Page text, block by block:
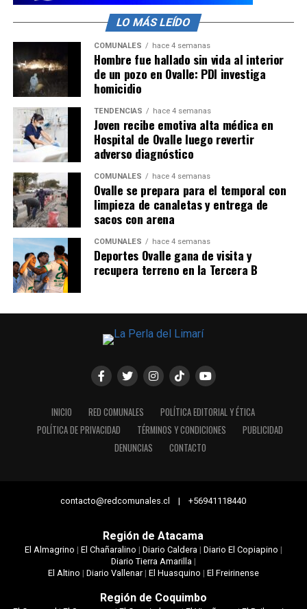
LO MÁS LEÍDO
COMUNALES hace 4 semanas
Hombre fue hallado sin vida al interior
de un pozo en Ovalle: PDI investiga
homicidio
TENDENCIAS hace 4 semanas
Joven recibe emotiva alta médica en
Hospital de Ovalle luego revertir
adverso diagnóstico
COMUNALES hace 4 semanas
Ovalle se prepara para el temporal con
limpieza de canaletas y entrega de
sacos con arena
COMUNALES hace 4 semanas
Deportes Ovalle gana de visita y
recupera terreno en la Tercera B
INICIO RED COMUNALES
POLÍTICA EDITORIAL Y ÉTICA
POLÍTICA DE PRIVACIDAD
TÉRMINOS Y CONDICIONES
PUBLICIDAD
DENUNCIAS
CONTACTO
contacto@redcomunales.cl | +56941118440
Región de Atacama
El Almagrino | El Chañaralino | Diario Caldera| Diario El Copiapino |
Diario Tierra Amarilla|
El Altino | Diario Vallenar| El Huasquino | El Freirinense
Región de Coquimbo